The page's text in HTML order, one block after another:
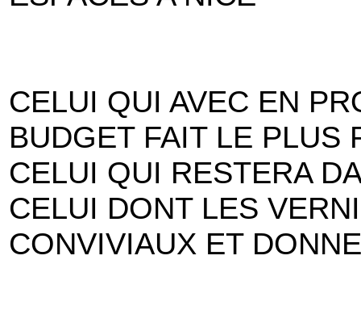
CELUI QUI AVEC EN
BUDGET FAIT LE PLUS
CELUI QUI RESTERA
CELUI DONT LES
CONVIVIAUX ET